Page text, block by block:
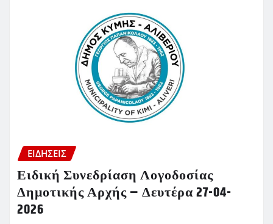
ΕΙΔΗΣΕΙΣ
Ειδική Συνεδρίαση Λογοδοσίας
Δημοτικής Αρχής – Δευτέρα 27-04-
2026